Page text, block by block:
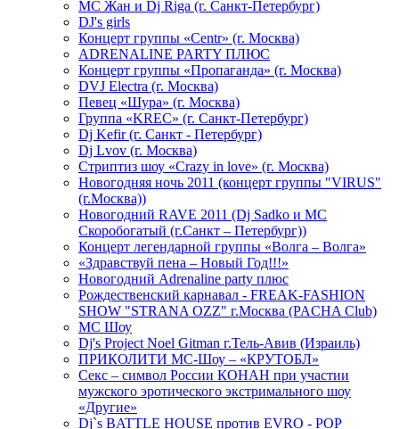
МС Жан и Dj Riga (г. Санкт-Петербург)
DJ's girls
Концерт группы «Centr» (г. Москва)
ADRENALINE PARTY ПЛЮС
Концерт группы «Пропаганда» (г. Москва)
DVJ Electra (г. Москва)
Певец «Шура» (г. Москва)
Группа «KREC» (г. Санкт-Петербург)
Dj Kefir (г. Санкт - Петербург)
Dj Lvov (г. Москва)
Стриптиз шоу «Crazy in love» (г. Москва)
Новогодняя ночь 2011 (концерт группы "VIRUS"
(г.Москва))
Новогодний RAVE 2011 (Dj Sadko и MC
Скоробогатый (г.Санкт – Петербург))
Концерт легендарной группы «Волга – Волга»
«Здравствуй пена – Новый Год!!!»
Новогодний Adrenaline party плюс
Рождественский карнавал - FREAK-FASHION
SHOW "STRANA OZZ" г.Москва (PACHA Club)
MC Шоу
Dj's Project Noel Gitman г.Тель-Авив (Израиль)
ПРИКОЛИТИ МС-Шоу – «КРУТОБЛ»
Секс – символ России КОНАН при участии
мужского эротического экстримального шоу
«Другие»
Dj`s BATTLE HOUSE против EVRO - POP